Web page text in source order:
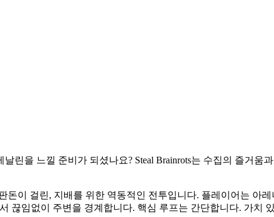
린을 느낄 준비가 되셨나요? Steal Brainrots는 수집의 즐거움
이 걸린, 지배를 위한 역동적인 전투입니다. 플레이어는 아
끊임없이 주변을 경계합니다. 핵심 루프는 간단합니다. 가치